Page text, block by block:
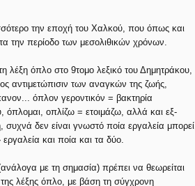
την εποχή του Χαλκού, που όπως και
την περίοδο των μεσολιθικών χρόνων.
όπλο στο 9τομο λεξικό του Δημητράκου,
αντιμετώπισιν των αναγκών της ζωής,
όπλον γεροντικόν = βακτηρία
οπλίζω = ετοιμάζω, αλλά και εξ-
συχνά δεν είναι γνωστό ποία εργαλεία μπορεί
και ποία και τα δύο.
με τη σημασία) πρέπει να θεωρείται
της λέξης όπλο, με βάση τη σύγχρονη